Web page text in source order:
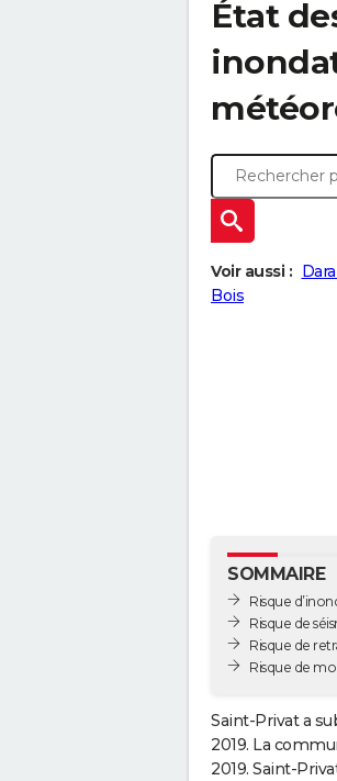
État
Voir aussi :
Bois
SOMMAIRE
Risque
Risque de
Risque de
Risque de
Saint-Privat a
2019. La
2019. Saint-